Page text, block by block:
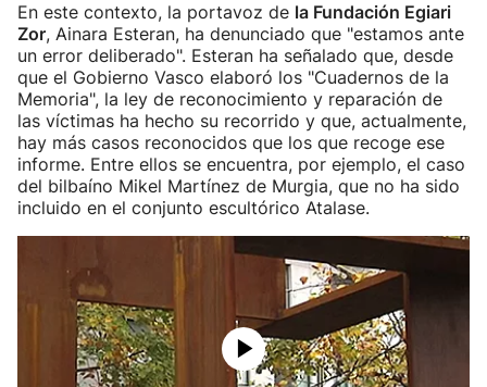
En este contexto, la portavoz de la Fundación Egiari
Zor, Ainara Esteran, ha denunciado que "estamos ante
un error deliberado". Esteran ha señalado que, desde
que el Gobierno Vasco elaboró los "Cuadernos de la
Memoria", la ley de reconocimiento y reparación de
las víctimas ha hecho su recorrido y que, actualmente,
hay más casos reconocidos que los que recoge ese
informe. Entre ellos se encuentra, por ejemplo, el caso
del bilbaíno Mikel Martínez de Murgia, que no ha sido
incluido en el conjunto escultórico Atalase.